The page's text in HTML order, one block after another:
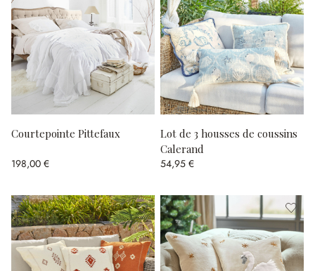
Courtepointe Pittefaux
198,00 €
Lot de 3 housses de coussins
Calerand
54,95 €